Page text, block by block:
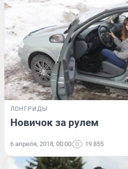
ЛОНГРИДЫ
Новичок за рулем
6 апреля, 2018, 00:00 19 855